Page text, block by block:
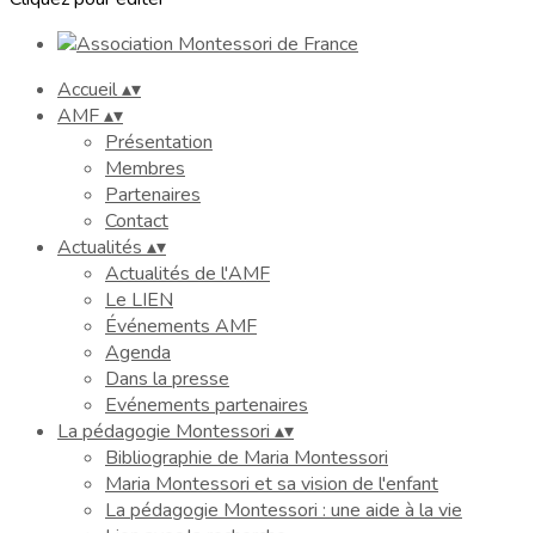
Accueil▴▾
AMF▴▾
Présentation
Membres
Partenaires
Contact
Actualités ▴▾
Actualités de l'AMF
Le LIEN
Événements AMF
Agenda
Dans la presse
Evénements partenaires
La pédagogie Montessori ▴▾
Bibliographie de Maria Montessori
Maria Montessori et sa vision de l'enfant
La pédagogie Montessori : une aide à la vie